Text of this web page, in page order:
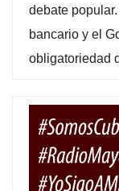
debate
bancario y el
obligatoriedad